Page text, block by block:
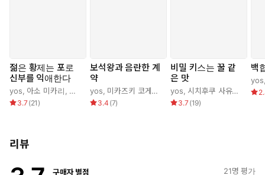
젊은 황제는 포로
신부를 익애한다
yos, 아소 미카리, 반기모
3.7 (21 )
보석왕과 음란한 계
약
yos, 미카즈키 코게츠 조기
3.4 (7)
비밀 키스는 꿀 같
은 맛
yos, 시치후쿠 사유리 현노을
3.7 (19)
백
yos
리뷰
구매자 별점 21명 평가